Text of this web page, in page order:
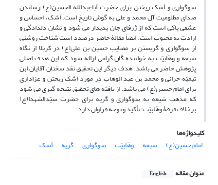
سوگواری و اَشک ریختن برای حضرت اَباعبدالله الحسین(ع) رساندن
صدای مظلومیت آل محمد و علی به گوش تاریخ است. اَشک، احساس و
عشقی پاکی است که از ژرفای جان پدیدار می شود و نشان دلدادگی و
ارادت به محبوب است. ایضاً مقالۀ حاضر درصدد است شناخت روشنی
از سوگواری و گریستن بر مصایب حسین بن علی(ع) در کربلا از نگاه
شیعه و وهّابیّت به خواننده گان گرامی ارائه شود که این هدف اصلی
پژوهش حاضر می باشد. هدف دیگر این تحقیق نقد سخنان آقایان ابن
تیمیّه حرانی و محمد بن عبد الوهاب در مورد اَشک ریختن و عزاداری
برای امام حسین(ع) می باشد. از یافته های تحقیق نتیجه گیری می شود
که مذهب شیعه به سوگواری و گریه برای حضرت سیّدالشهدا(ع)
برخلاف فرقۀ وهّابیّت؛ تأکید و توجه فراوان دارد.
کلیدواژه‌ها
امام حسین(ع)
شیعه وهّابیّت سوگواری گریه اَشک
عنوان مقاله English